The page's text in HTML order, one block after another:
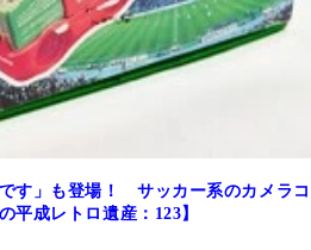
す」も登場！ サッカー系のカメラコ
平成レトロ遺産：123】